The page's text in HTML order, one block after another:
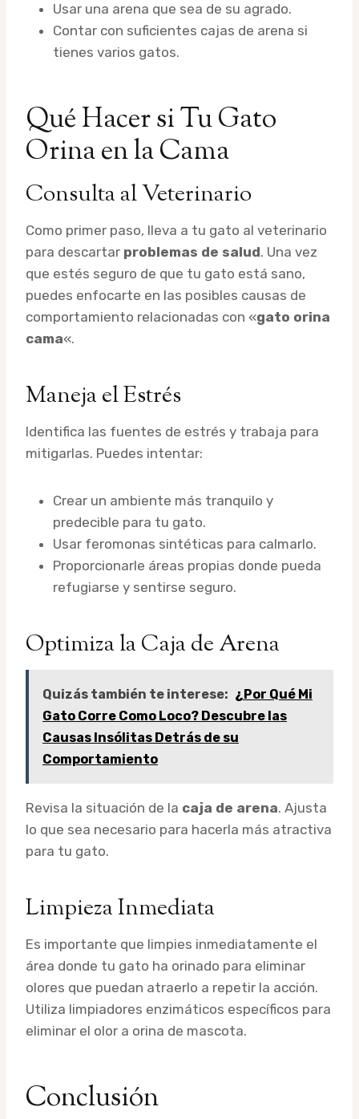
Usar una arena que sea de su agrado.
Contar con suficientes cajas de arena si
tienes varios gatos.
Qué Hacer si Tu Gato
Orina en la Cama
Consulta al Veterinario
Como primer paso, lleva a tu gato al veterinario
para descartar problemas de salud. Una vez
que estés seguro de que tu gato está sano,
puedes enfocarte en las posibles causas de
comportamiento relacionadas con «gato orina
cama«.
Maneja el Estrés
Identifica las fuentes de estrés y trabaja para
mitigarlas. Puedes intentar:
Crear un ambiente más tranquilo y
predecible para tu gato.
Usar feromonas sintéticas para calmarlo.
Proporcionarle áreas propias donde pueda
refugiarse y sentirse seguro.
Optimiza la Caja de Arena
Quizás también te interese: ¿Por Qué Mi
Gato Corre Como Loco? Descubre las
Causas Insólitas Detrás de su
Comportamiento
Revisa la situación de la caja de arena. Ajusta
lo que sea necesario para hacerla más atractiva
para tu gato.
Limpieza Inmediata
Es importante que limpies inmediatamente el
área donde tu gato ha orinado para eliminar
olores que puedan atraerlo a repetir la acción.
Utiliza limpiadores enzimáticos específicos para
eliminar el olor a orina de mascota.
Conclusión